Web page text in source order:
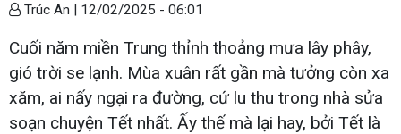
Trúc An | 12/02/2025 - 06:01
Cuối năm miền Trung thỉnh thoảng mưa lây phây,
gió trời se lạnh. Mùa xuân rất gần mà tưởng còn xa
xăm, ai nấy ngại ra đường, cứ lu thu trong nhà sửa
soạn chuyện Tết nhất. Ấy thế mà lại hay, bởi Tết là